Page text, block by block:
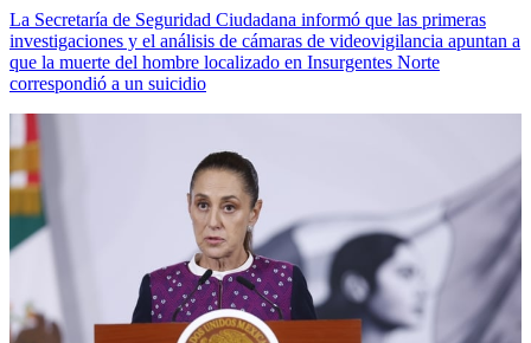
La Secretaría de Seguridad Ciudadana informó que las primeras
investigaciones y el análisis de cámaras de videovigilancia apuntan a
que la muerte del hombre localizado en Insurgentes Norte
correspondió a un suicidio